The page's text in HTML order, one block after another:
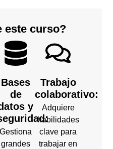
este curso?
Bases
de
y
Gestiona
grandes
Trabajo
colaborativo:
Adquiere
habilidades
clave para
trabajar en